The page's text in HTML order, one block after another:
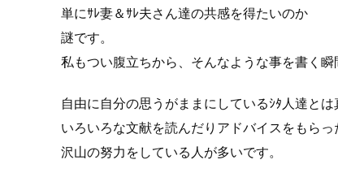
単にｻﾚ妻＆ｻﾚ夫さん達の共感を得たいのか
謎です。
私もつい腹立ちから、そんなような事を書く
自由に自分の思うがままにしているｼﾀ人達と
いろいろな文献を読んだりアドバイスをもら
沢山の努力をしている人が多いです。